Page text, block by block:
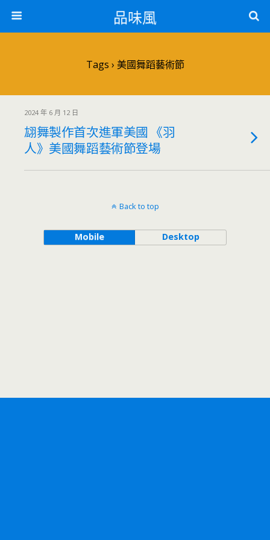
品味風
Tags › 美國舞蹈藝術節
2024 年 6 月 12 日
翃舞製作首次進軍美國 《羽
人》美國舞蹈藝術節登場
Back to top
Mobile Desktop